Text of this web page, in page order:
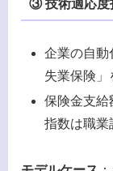
③ 技術適応度
企業の自動
失業保険」
保険金支給
指数は職業